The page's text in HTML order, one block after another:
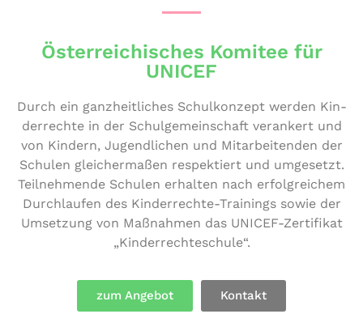
Österreichisches Komitee für
UNICEF
Durch ein ganz­heit­li­ches Schul­kon­zept werden Kin­
der­rech­te in der Schul­ge­mein­schaft verankert und
von Kindern, Jugend­li­chen und Mit­ar­bei­ten­den der
Schulen glei­cher­ma­ßen respek­tiert und umgesetzt.
Teil­neh­men­de Schulen erhalten nach erfolg­rei­chem
Durch­lau­fen des Kin­der­rech­te-Trainings sowie der
Umsetzung von Maßnahmen das UNICEF-Zer­ti­fi­kat
„Kin­der­rech­te­schu­le“.
zum Angebot Kontakt